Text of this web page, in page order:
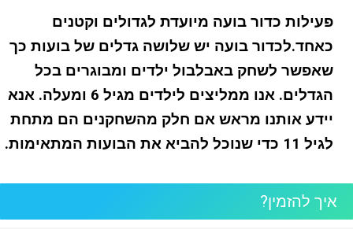
פעילות כדור בועה מיועדת לגדולים וקטנים
כאחד.לכדור בועה יש שלושה גדלים של בועות כך
שאפשר לשחק באבלבול ילדים ומבוגרים בכל
הגדלים. אנו ממליצים לילדים מגיל 6 ומעלה. אנא
יידע אותנו מראש אם חלק מהשחקנים הם מתחת
לגיל 11 כדי שנוכל להביא את הבועות המתאימות.
איך להזמין?